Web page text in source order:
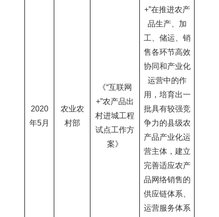
2020
年5月
农业农
村部
《“互联网
+”农产品出
村进城工程
试点工作方
案》
+”在推进农产
品生产、加
工、储运、 销
售各环节高效
协同和产业化
运营中的作
用，培育出一
批具有较强竞
争力的县级农
产品产业化运
营主体，建立
完善适应农产
品网络销售的
供应链体系、
运营服务体系